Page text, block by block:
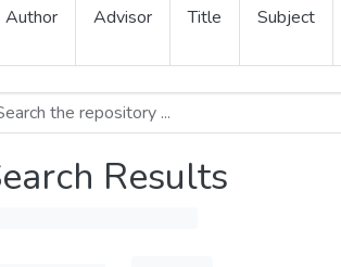
Author
Advisor
Title
Subject
Results